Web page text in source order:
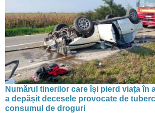
Numărul tinerilor care își pierd viața în
a depășit decesele provocate de
consumul de droguri